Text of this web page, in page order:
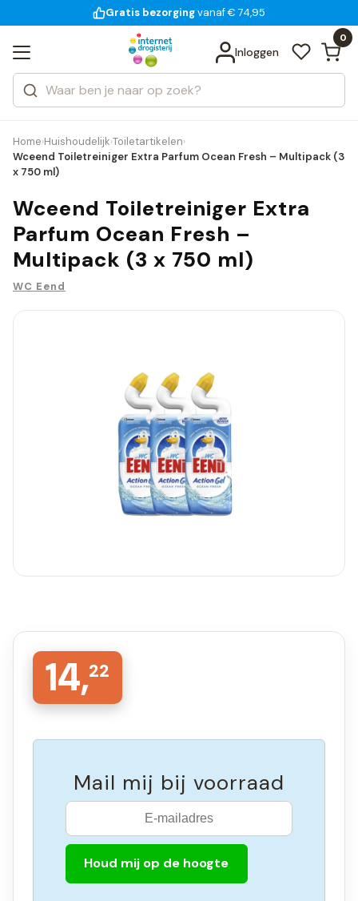
voor 18:00 uur besteld
Gratis bezorgingvanaf € 74,95
14 dagen bedenktijd
Inloggen
0
Zoeken
Categorieën
Merken
Bekijk alle resultaten
Home›Huishoudelijk›Toiletartikelen›
Wceend Toiletreiniger Extra Parfum Ocean Fresh – Multipack (3
x 750 ml)
Wceend Toiletreiniger Extra
Parfum Ocean Fresh –
Multipack (3 x 750 ml)
WC Eend
14,22
Mail mij bij voorraad
Houd mij op de hoogte